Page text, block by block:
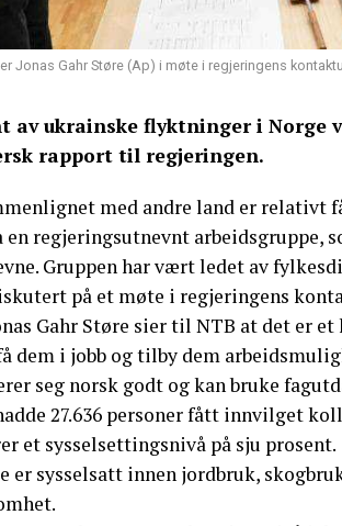
Jonas Gahr Støre (Ap) i møte i regjeringens
av ukrainske flyktninger i Norge
rapport til regjeringen.
med andre land er relativt
en regjeringsutnevnt arbeidsgruppe,
Gruppen har vært ledet av
på et møte i regjeringens
Gahr Støre sier til NTB at det er
dem i jobb og tilby dem
seg norsk godt og kan bruke
27.636 personer fått innvilget
et sysselsettingsnivå på sju prosent.
er sysselsatt innen jordbruk,